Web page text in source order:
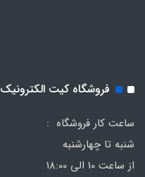
فروشگاه کیت الکترونیک
ساعت کار فروشگاه :
شنبه تا چهارشنبه
از ساعت 10 الی 18:00